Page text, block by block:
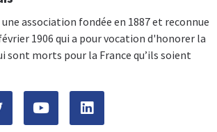
association fondée en 1887 et reconnue
1906 qui a pour vocation d'honorer la
sont morts pour la France qu’ils soient